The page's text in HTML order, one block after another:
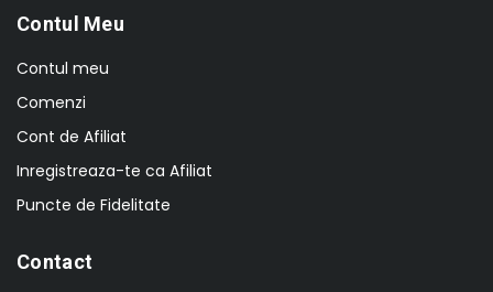
Contul Meu
Contul meu
Comenzi
Cont de Afiliat
Inregistreaza-te ca Afiliat
Puncte de Fidelitate
Contact